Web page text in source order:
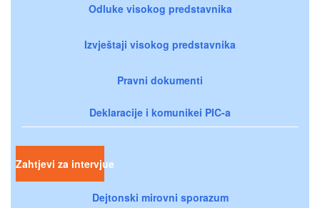
Odluke visokog predstavnika
Izvještaji visokog predstavnika
Pravni dokumenti
Deklaracije i komunikei PIC-a
Zahtjevi za intervjue
Dejtonski mirovni sporazum